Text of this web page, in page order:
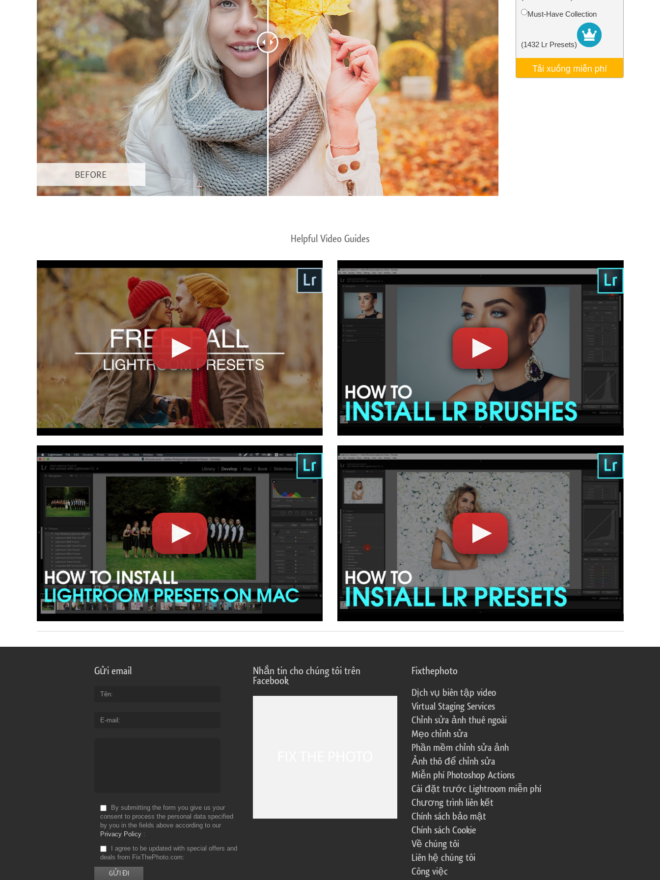
Dịch vụ chỉnh sửa sản phẩm Dịch vụ sửa lại đồ trang sức Dữ liệu Đào tạo AI Video Editing ServicesMust-Have Collection
(1432 Lr Presets)
Tải xuống miễn phí
Helpful Video Guides
Gửi email
Tên
E-mail
By submitting the form you give us your
consent to process the personal data specified
by you in the fields above according to our
Privacy Policy
I agree to be updated with special offers and
deals from FixThePhoto.com
Nhắn tin cho chúng tôi trên
Facebook
Fixthephoto
Dịch vụ biên tập video
Virtual Staging Services
Chỉnh sửa ảnh thuê ngoài
Mẹo chỉnh sửa
Phần mềm chỉnh sửa ảnh
Ảnh thô để chỉnh sửa
Miễn phí Photoshop Actions
Cài đặt trước Lightroom miễn phí
Chương trình liên kết
Chính sách bảo mật
Chính sách Cookie
Về chúng tôi
Liên hệ chúng tôi
Công việc